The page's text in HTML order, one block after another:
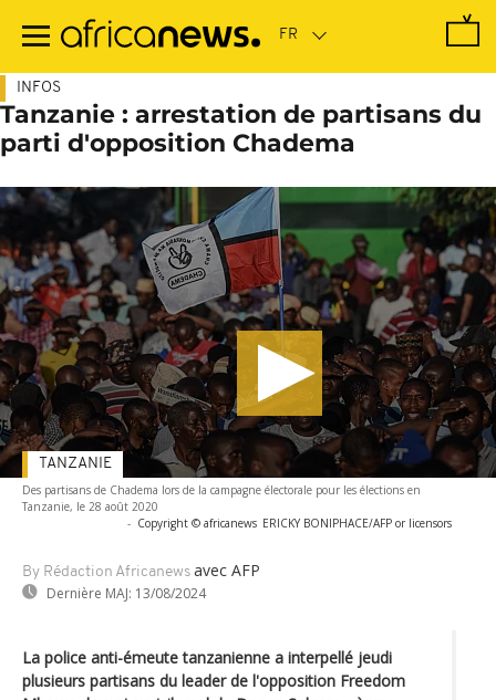
contenu
INFOS
Tanzanie : arrestation de partisans du
parti d'opposition Chadema
Des partisans de Chadema lors de la campagne électorale pour les élections en
Tanzanie, le 28 août 2020
- Copyright © africanews ERICKY BONIPHACE/AFP or licensors
By Rédaction Africanews avec AFP
Dernière MAJ: 13/08/2024
TANZANIE
La police anti-émeute tanzanienne a interpellé jeudi
plusieurs partisans du leader de l'opposition Freedom